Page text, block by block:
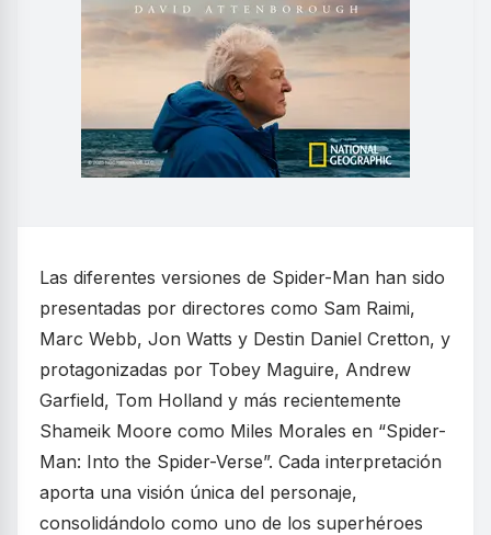
Las diferentes versiones de Spider-Man han sido
presentadas por directores como Sam Raimi,
Marc Webb, Jon Watts y Destin Daniel Cretton, y
protagonizadas por Tobey Maguire, Andrew
Garfield, Tom Holland y más recientemente
Shameik Moore como Miles Morales en “Spider-
Man: Into the Spider-Verse”. Cada interpretación
aporta una visión única del personaje,
consolidándolo como uno de los superhéroes